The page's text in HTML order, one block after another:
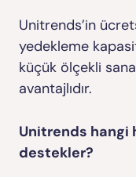
Unitrends’in
yedekleme
küçük ölçekli
avantajlıdır.
Unitrends hangi
destekler?